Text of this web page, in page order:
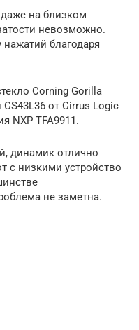
на близком
невозможно.
благодаря
Corning Gorilla
от Cirrus Logic
NXP TFA9911.
динамик отлично
с низкими устройство
не заметна.